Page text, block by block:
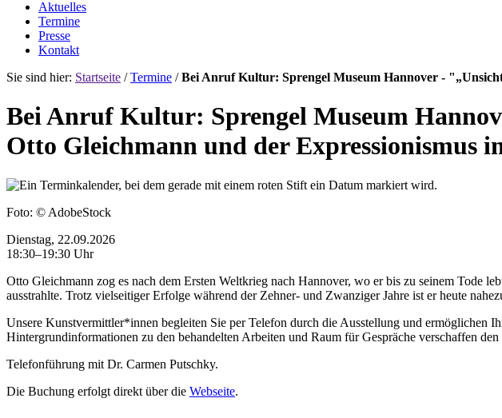
Aktuelles
Termine
Presse
Kontakt
Sie sind hier: Startseite /Termine /Bei Anruf Kultur: Sprengel Museum Hannover -
Bei Anruf Kultur: Sprengel Museum
Otto Gleichmann und der Expressionismus
Foto: © AdobeStock
Dienstag, 22.09.2026
18:30–19:30 Uhr
Otto Gleichmann zog es nach dem Ersten Weltkrieg nach Hannover, wo er bis zu seinem Tode
ausstrahlte. Trotz vielseitiger Erfolge während der Zehner- und Zwanziger Jahre ist er heute
Unsere Kunstvermittler*innen begleiten Sie per Telefon durch die Ausstellung und ermöglichen
Hintergrundinformationen zu den behandelten Arbeiten und Raum für Gespräche verschaffen
Telefonführung mit Dr. Carmen Putschky.
Die Buchung erfolgt direkt über die Webseite.